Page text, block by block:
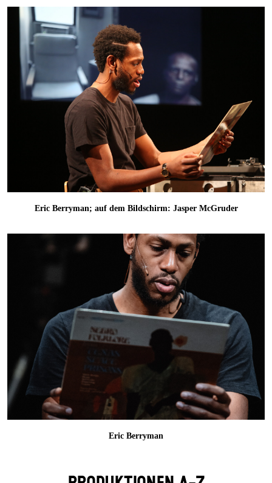
Eric Berryman; auf dem Bildschirm: Jasper McGruder
Eric Berryman